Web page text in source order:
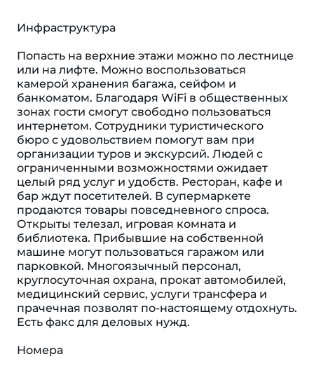
Инфраструктура
Попасть на верхние этажи можно по лестнице
или на лифте. Можно воспользоваться
камерой хранения багажа, сейфом и
банкоматом. Благодаря WiFi в общественных
зонах гости смогут свободно пользоваться
интернетом. Сотрудники туристического
бюро с удовольствием помогут вам при
организации туров и экскурсий. Людей с
ограниченными возможностями ожидает
целый ряд услуг и удобств. Ресторан, кафе и
бар ждут посетителей. В супермаркете
продаются товары повседневного спроса.
Открыты телезал, игровая комната и
библиотека. Прибывшие на собственной
машине могут пользоваться гаражом или
парковкой. Многоязычный персонал,
круглосуточная охрана, прокат автомобилей,
медицинский сервис, услуги трансфера и
прачечная позволят по-настоящему отдохнуть.
Есть факс для деловых нужд.
Номера